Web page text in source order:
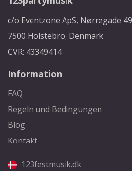
c/o Eventzone ApS, Nørregade 49
7500 Holstebro, Denmark
CVR: 43349414
Information
FAQ
Regeln und Bedingungen
Blog
Kontakt
123festmusik.dk